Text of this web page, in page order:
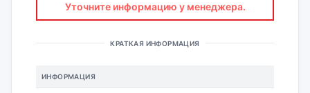
Уточните информацию у менеджера.
КРАТКАЯ ИНФОРМАЦИЯ
ИНФОРМАЦИЯ